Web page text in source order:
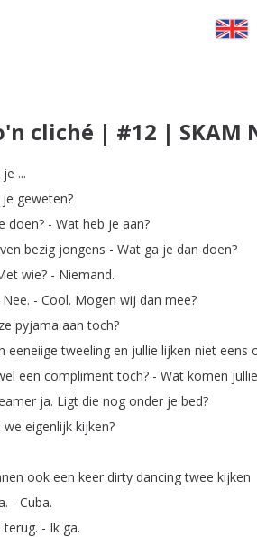
cliché | #12 | SKAM
je ...
je geweten?
doen? - Wat heb je aan?
bezig jongens - Wat ga je dan doen?
wie? - Niemand.
Nee. - Cool. Mogen wij dan mee?
pyjama aan toch?
eeneiige tweeling en jullie lijken niet eens
een compliment toch? - Wat komen jullie
ja. Ligt die nog onder je bed?
we eigenlijk kijken?
ook een keer dirty dancing twee kijken
. - Cuba.
terug. - Ik ga.